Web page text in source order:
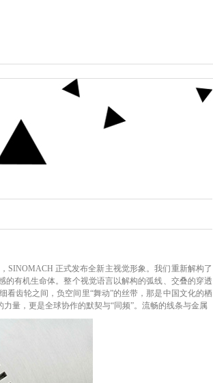
SINOMACH 正式发布全新主视觉形象。我们重新解构了
的有机生命体。整个视觉语言以解构的弧线、交叠的穿透
齿轮之间，负空间里“舞动”的丝带，那是中国文化的栖
量，更是全球协作的默契与“同频”。流畅的线条与金属